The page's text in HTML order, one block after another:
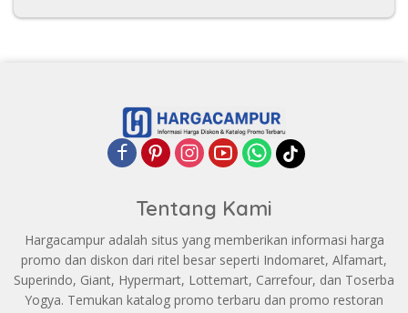
Tentang Kami
Hargacampur adalah situs yang memberikan informasi harga
promo dan diskon dari ritel besar seperti Indomaret, Alfamart,
Superindo, Giant, Hypermart, Lottemart, Carrefour, dan Toserba
Yogya. Temukan katalog promo terbaru dan promo restoran